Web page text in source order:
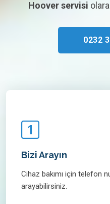
Hoover servisi
0232
Bizi Arayın
Cihaz bakımı için telefon
arayabilirsiniz.